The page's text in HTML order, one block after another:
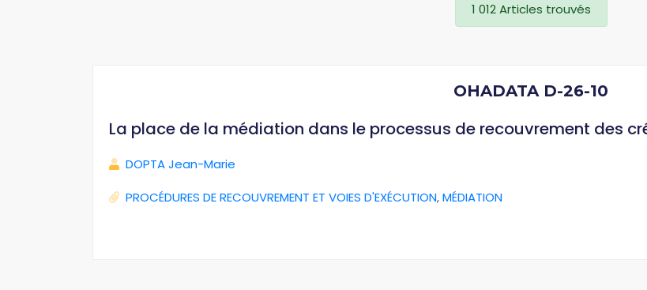
1 012 Articles trouvés
OHADATA D-26-10
La place de la médiation dans le processus de recouvrement des
DOPTA Jean-Marie
PROCÉDURES DE RECOUVREMENT ET VOIES D'EXÉCUTION,MÉDIATION